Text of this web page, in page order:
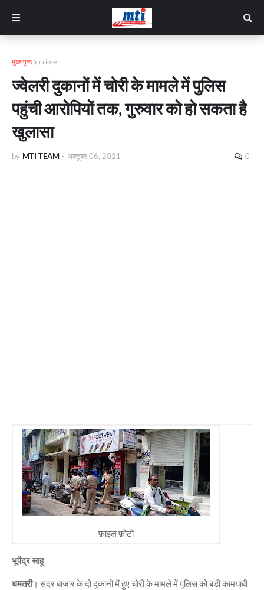
मुख्यपृष्ठ crime
ज्वेलरी दुकानों में चोरी के मामले में पुलिस
पहुंची आरोपियों तक, गुरुवार को हो सकता है
खुलासा
by MTI TEAM - अक्टूबर 06, 2021 0
फ़ाइल फ़ोटो
भूपेंद्र साहू
धमतरी। सदर बाजार के दो दुकानों में हुए चोरी के मामले में पुलिस को बड़ी कामयाबी